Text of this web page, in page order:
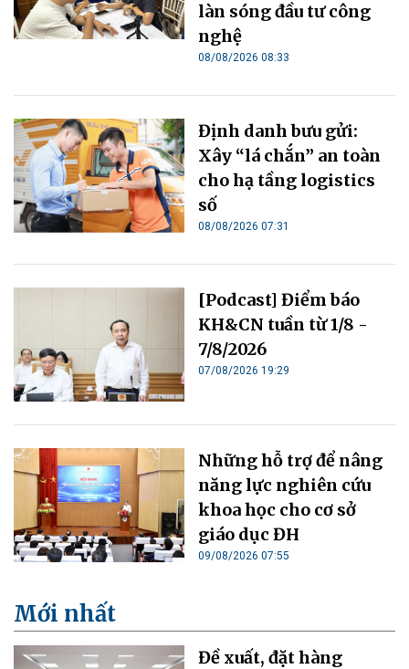
làn sóng đầu tư công
nghệ
08/08/2026 08:33
Định danh bưu gửi:
Xây “lá chắn” an toàn
cho hạ tầng logistics
số
08/08/2026 07:31
[Podcast] Điểm báo
KH&CN tuần từ 1/8 -
7/8/2026
07/08/2026 19:29
Những hỗ trợ để nâng
năng lực nghiên cứu
khoa học cho cơ sở
giáo dục ĐH
09/08/2026 07:55
Mới nhất
Đề xuất, đặt hàng